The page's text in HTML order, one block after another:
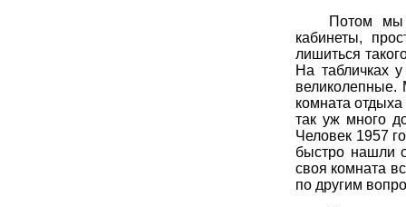
Потом мы
кабинеты,
лишиться
На табличках
великолепные.
комната
так уж много
Человек 1957
быстро нашли
своя комната
по другим